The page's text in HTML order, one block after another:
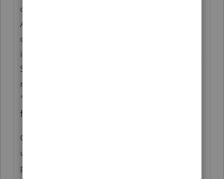
desactiver. Pour verifier cliquer sur
AIDE>GERER MES LICENSES et verifier a
ce que la partie T1-T1/TP1 LICENSE soit
inscrit en bleu demontrant qu'elle est active.
Si c'est inscrit aucune license en noir, alors
reactive votre license en cliquant sur
"ajouter nouvelle license" au bas de cette
fenetre.
Comme dernier recours, vous pouvez tenter
une desinstallation et reinstallation de
profile a l'aide du telechargement